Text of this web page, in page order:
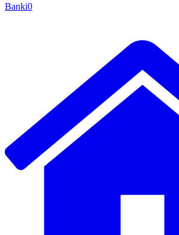
Banki0